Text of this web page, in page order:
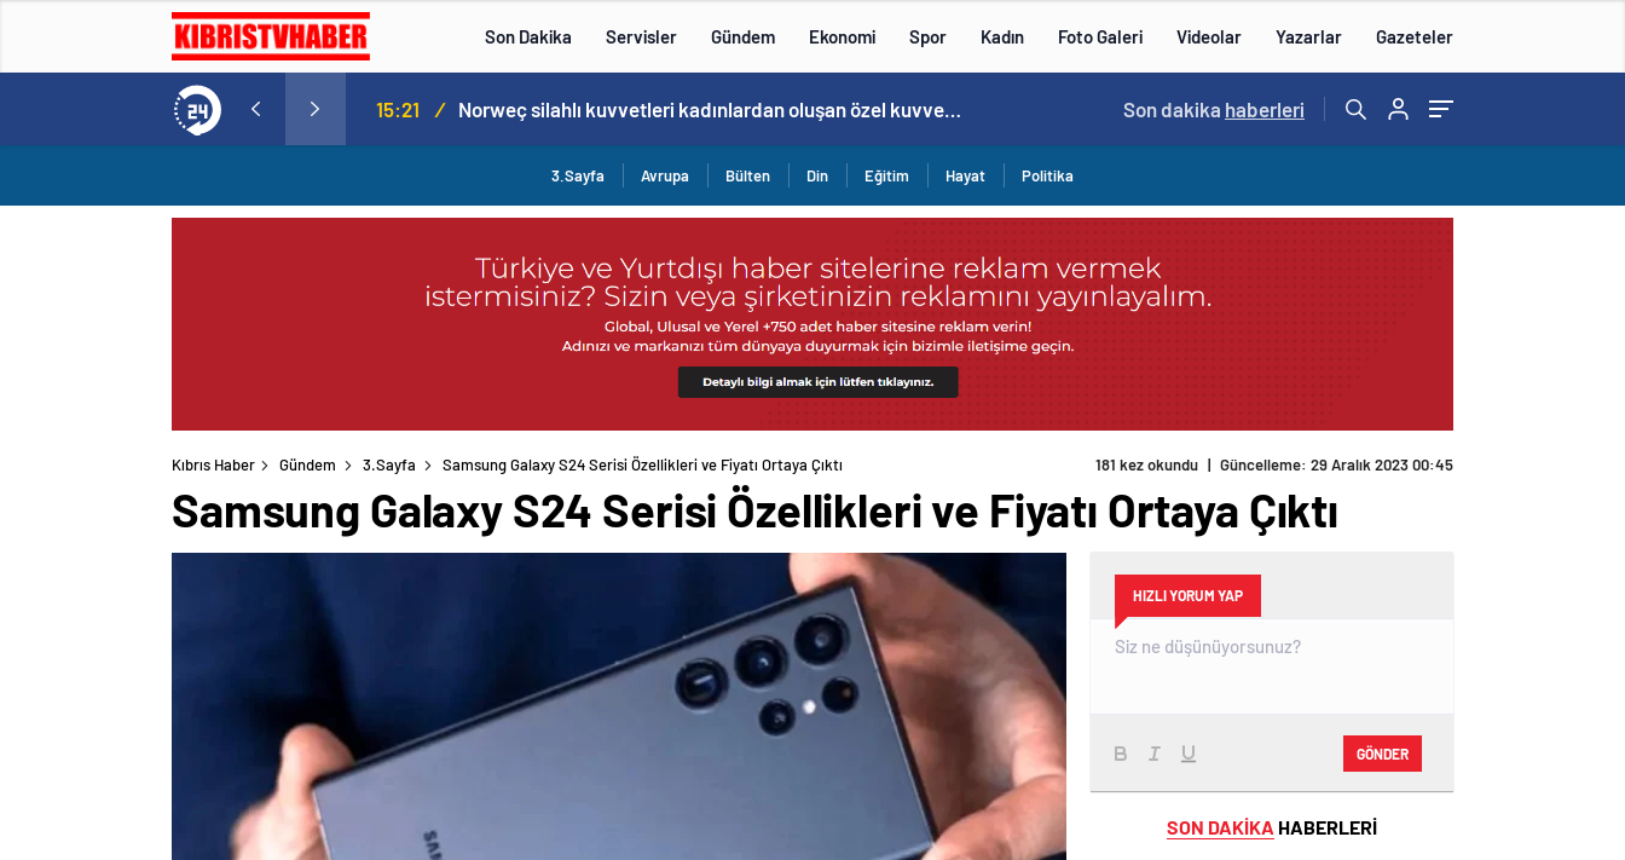
Son Dakika Servisler Gündem Ekonomi Spor Kadın Foto Galeri Videolar Yazarlar Gazeteler
Tam 5 futbolcu…. 15:21 / Norweç silahlı kuvvetleri kadınlardan oluşan özel kuvvetler eğitimlerini başlattı. 15:20 /
Son dakika haberleri
3.Sayfa Avrupa Bülten Din Eğitim Hayat Politika
Kıbrıs Haber Gündem 3.Sayfa Samsung Galaxy S24 Serisi Özellikleri ve Fiyatı Ortaya Çıktı 181 kez okundu | Güncelleme: 29 Aralık 2023 00:45
Samsung Galaxy S24 Serisi Özellikleri ve Fiyatı Ortaya Çıktı
HIZLI YORUM YAP
GÖNDER
SON DAKİKA HABERLERİ